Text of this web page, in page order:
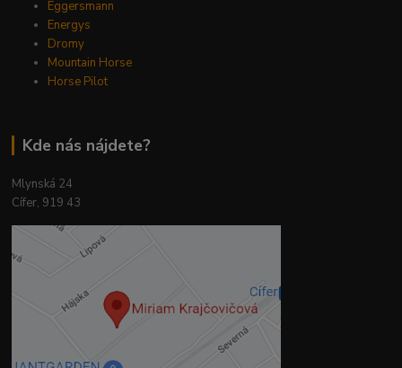
Eggersmann
Energys
Dromy
Mountain Horse
Horse Pilot
Kde nás nájdete?
Mlynská 24
Cífer, 919 43